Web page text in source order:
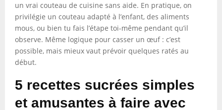
un vrai couteau de cuisine sans aide. En pratique, on
privilégie un couteau adapté à l’enfant, des aliments
mous, ou bien tu fais l’étape toi-même pendant qu’il
observe. Même logique pour casser un œuf : c’est
possible, mais mieux vaut prévoir quelques ratés au
début.
5 recettes sucrées simples
et amusantes à faire avec